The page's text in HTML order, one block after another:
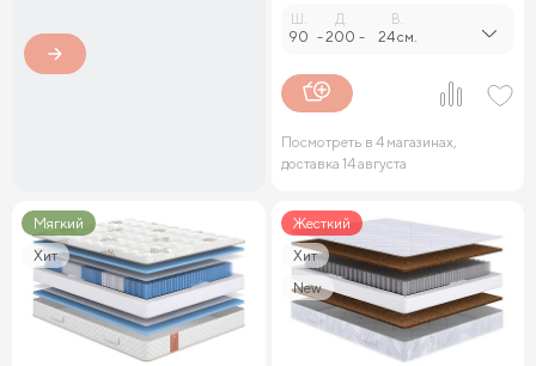
90 -
Д.
200 -
В.
24 см.
Посмотреть в 4 магазинах,
доставка 14 августа
Мягкий
Хит
Жесткий
Хит
New